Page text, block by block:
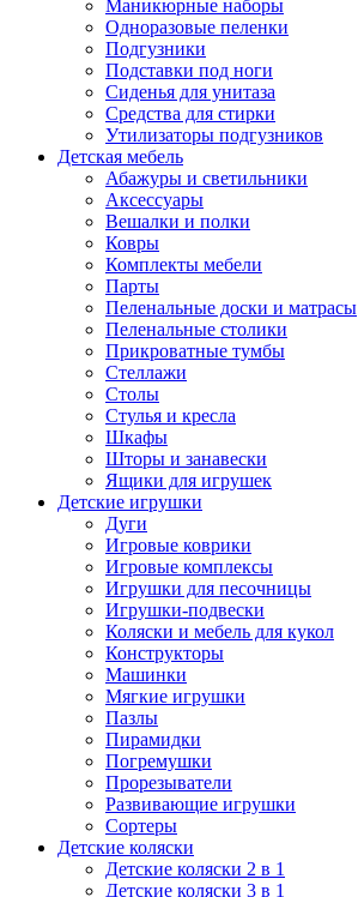
Маникюрные наборы
Одноразовые пеленки
Подгузники
Подставки под ноги
Сиденья для унитаза
Средства для стирки
Утилизаторы подгузников
Детская мебель
Абажуры и светильники
Аксессуары
Вешалки и полки
Ковры
Комплекты мебели
Парты
Пеленальные доски и матрасы
Пеленальные столики
Прикроватные тумбы
Стеллажи
Столы
Стулья и кресла
Шкафы
Шторы и занавески
Ящики для игрушек
Детские игрушки
Дуги
Игровые коврики
Игровые комплексы
Игрушки для песочницы
Игрушки-подвески
Коляски и мебель для кукол
Конструкторы
Машинки
Мягкие игрушки
Пазлы
Пирамидки
Погремушки
Прорезыватели
Развивающие игрушки
Сортеры
Детские коляски
Детские коляски 2 в 1
Детские коляски 3 в 1